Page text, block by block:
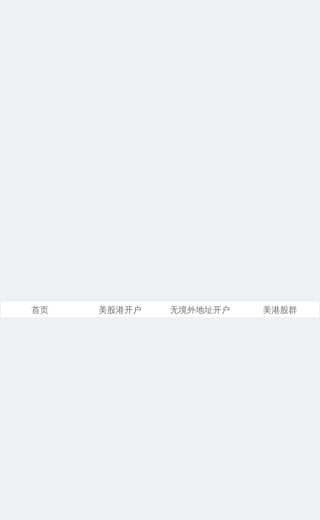
首页 美股港开户 无境外地址开户 美港股群